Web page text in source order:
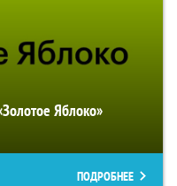
Яблоко»
ПОДРОБНЕЕ